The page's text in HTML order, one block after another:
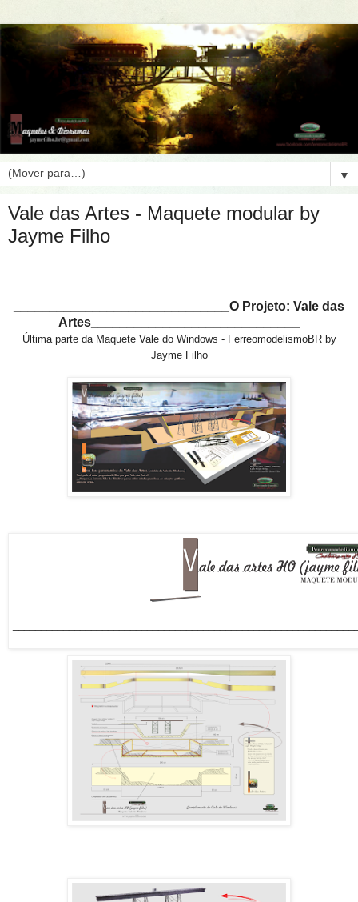
▼
Vale das Artes - Maquete modular by
Jayme Filho
______________________________O Projeto: Vale das
Artes_____________________________
Última parte da Maquete Vale do Windows - FerreomodelismoBR by
Jayme Filho